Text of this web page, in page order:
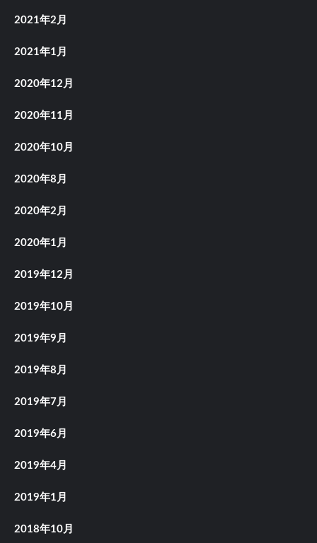
2021年2月
2021年1月
2020年12月
2020年11月
2020年10月
2020年8月
2020年2月
2020年1月
2019年12月
2019年10月
2019年9月
2019年8月
2019年7月
2019年6月
2019年4月
2019年1月
2018年10月